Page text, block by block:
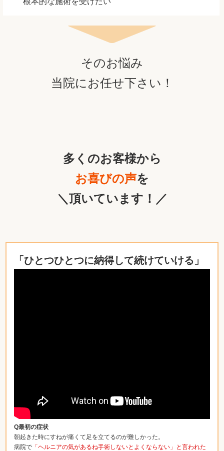
そのお悩み
当院にお任せ下さい！
多くのお客様から
お喜びの声を
＼頂いています！／
「ひとつひとつに納得して続けていける」
Q最初の症状
朝起きた時にすねが痛くて足を立てるのが難しかった。
病院で 「ヘルニアの気があるね手術しないとよくならない」と言われた